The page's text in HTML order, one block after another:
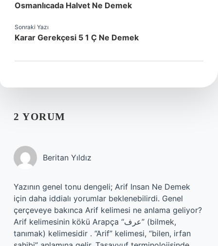
Osmanlıcada Halvet Ne Demek
Sonraki Yazı
Karar Gerekçesi 5 1 Ç Ne Demek
2 YORUM
Beritan Yıldız
Yazının genel tonu dengeli; Arif Insan Ne Demek
için daha iddialı yorumlar beklenebilirdi. Genel
çerçeveye bakınca Arif kelimesi ne anlama geliyor?
Arif kelimesinin kökü Arapça “عرف” (bilmek,
tanımak) kelimesidir . “Arif” kelimesi, “bilen, irfan